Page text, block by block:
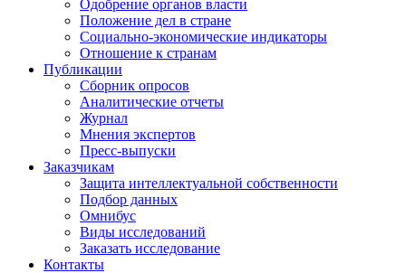
Одобрение органов власти
Положение дел в стране
Социально-экономические индикаторы
Отношение к странам
Публикации
Сборник опросов
Аналитические отчеты
Журнал
Мнения экспертов
Пресс-выпуски
Заказчикам
Защита интеллектуальной собственности
Подбор данных
Омнибус
Виды исследований
Заказать исследование
Контакты